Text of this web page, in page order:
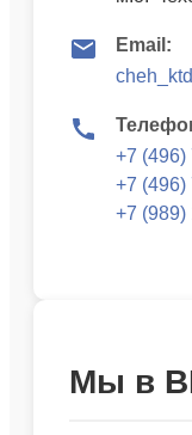
Email:
+7 (496)
+7 (496)
+7 (989)
Мы в